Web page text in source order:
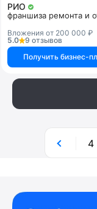
РИО
франшиза ремонта и
Вложения от 200 000 ₽
5.0
9 отзывов
Получить бизнес-
4